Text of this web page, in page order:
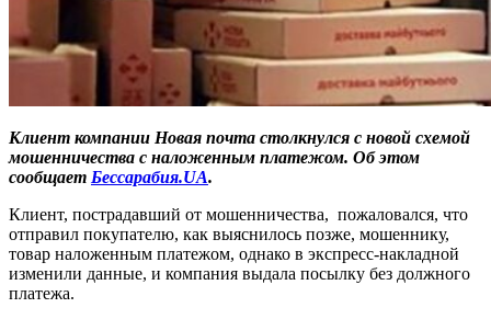
Клиент компании Новая почта столкнулся с новой схемой
мошенничества с наложенным платежом. Об этом
сообщает Бессарабия.UA.
Клиент, пострадавший от мошенничества, пожаловался, что
отправил покупателю, как выяснилось позже, мошеннику,
товар наложенным платежом, однако в экспресс-накладной
изменили данные, и компания выдала посылку без должного
платежа.